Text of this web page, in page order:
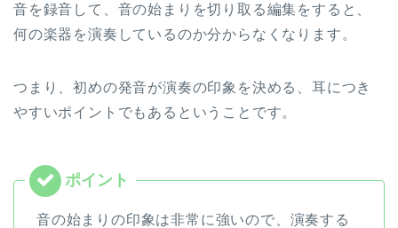
音を録音して、音の始まりを切り取る編集をすると、
何の楽器を演奏しているのか分からなくなります。
つまり、初めの発音が演奏の印象を決める、耳につき
やすいポイントでもあるということです。
音の始まりの印象は非常に強いので、演奏する